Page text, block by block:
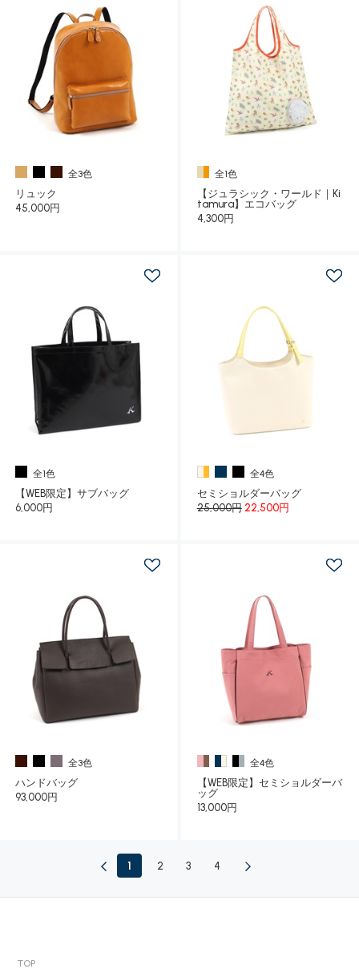
全3色
リュック
45,000円
全1色
【ジュラシック・ワールド｜Ki
tamura】エコバッグ
4,300円
全1色
【WEB限定】サブバッグ
6,000円
全4色
セミショルダーバッグ
25,000円 22,500円
全3色
ハンドバッグ
93,000円
全4色
【WEB限定】セミショルダーバ
ッグ
13,000円
1 2 3 4
TOP